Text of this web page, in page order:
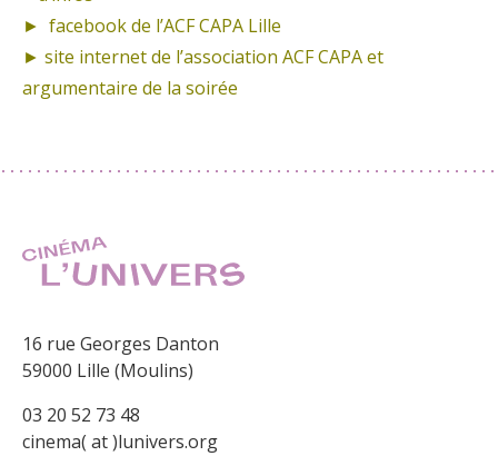
► facebook de l’ACF CAPA Lille
► site internet de l’association ACF CAPA et
argumentaire de la soirée
16 rue Georges Danton
59000 Lille (Moulins)
03 20 52 73 48
cinema( at )lunivers.org